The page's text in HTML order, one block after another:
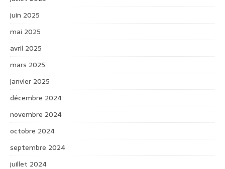
juin 2025
mai 2025
avril 2025
mars 2025
janvier 2025
décembre 2024
novembre 2024
octobre 2024
septembre 2024
juillet 2024